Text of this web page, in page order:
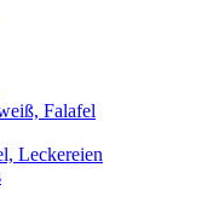
Falafel
Leckereien